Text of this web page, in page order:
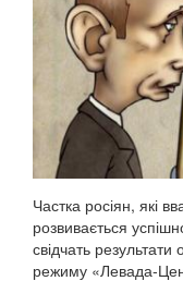
Частка росіян, які
розвивається
свідчать
режиму «Левада-